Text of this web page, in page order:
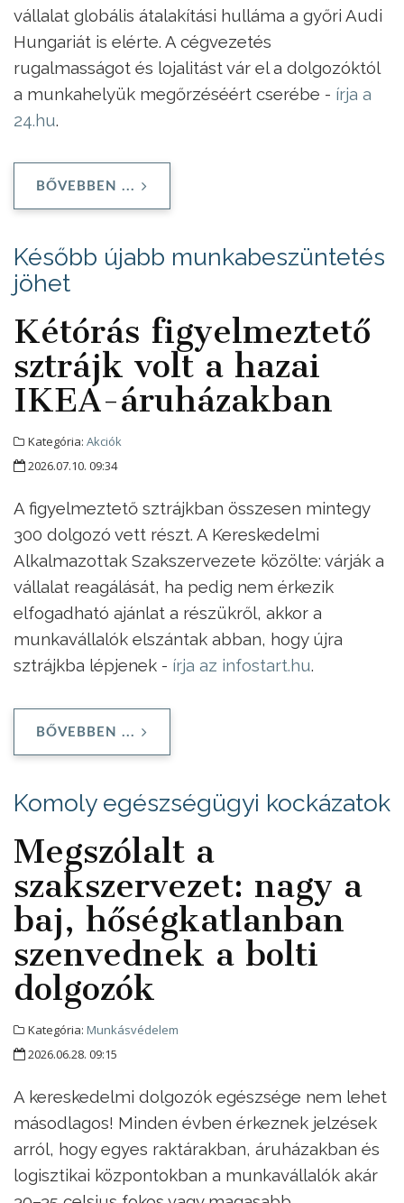
vállalat globális átalakítási hulláma a győri Audi
Hungariát is elérte. A cégvezetés
rugalmasságot és lojalitást vár el a dolgozóktól
a munkahelyük megőrzéséért cserébe - írja a
24.hu.
BŐVEBBEN ...
Később újabb munkabeszüntetés
jöhet
Kétórás figyelmeztető
sztrájk volt a hazai
IKEA-áruházakban
Kategória: Akciók
2026.07.10. 09:34
A figyelmeztető sztrájkban összesen mintegy
300 dolgozó vett részt. A Kereskedelmi
Alkalmazottak Szakszervezete közölte: várják a
vállalat reagálását, ha pedig nem érkezik
elfogadható ajánlat a részükről, akkor a
munkavállalók elszántak abban, hogy újra
sztrájkba lépjenek - írja az infostart.hu.
BŐVEBBEN ...
Komoly egészségügyi kockázatok
Megszólalt a
szakszervezet: nagy a
baj, hőségkatlanban
szenvednek a bolti
dolgozók
Kategória: Munkásvédelem
2026.06.28. 09:15
A kereskedelmi dolgozók egészsége nem lehet
másodlagos! Minden évben érkeznek jelzések
arról, hogy egyes raktárakban, áruházakban és
logisztikai központokban a munkavállalók akár